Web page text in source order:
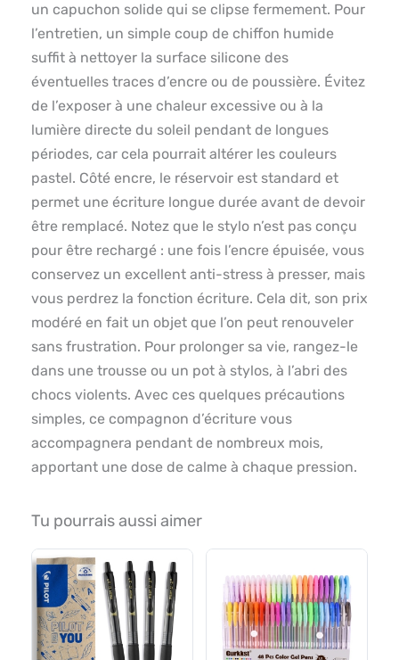
un capuchon solide qui se clipse fermement. Pour
l’entretien, un simple coup de chiffon humide
suffit à nettoyer la surface silicone des
éventuelles traces d’encre ou de poussière. Évitez
de l’exposer à une chaleur excessive ou à la
lumière directe du soleil pendant de longues
périodes, car cela pourrait altérer les couleurs
pastel. Côté encre, le réservoir est standard et
permet une écriture longue durée avant de devoir
être remplacé. Notez que le stylo n’est pas conçu
pour être rechargé : une fois l’encre épuisée, vous
conservez un excellent anti-stress à presser, mais
vous perdrez la fonction écriture. Cela dit, son prix
modéré en fait un objet que l’on peut renouveler
sans frustration. Pour prolonger sa vie, rangez-le
dans une trousse ou un pot à stylos, à l’abri des
chocs violents. Avec ces quelques précautions
simples, ce compagnon d’écriture vous
accompagnera pendant de nombreux mois,
apportant une dose de calme à chaque pression.
Tu pourrais aussi aimer